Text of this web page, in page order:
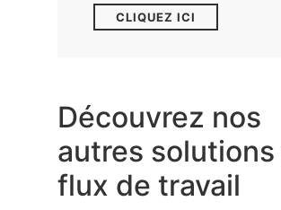
CLIQUEZ ICI
Découvrez nos
autres solutions
flux de travail